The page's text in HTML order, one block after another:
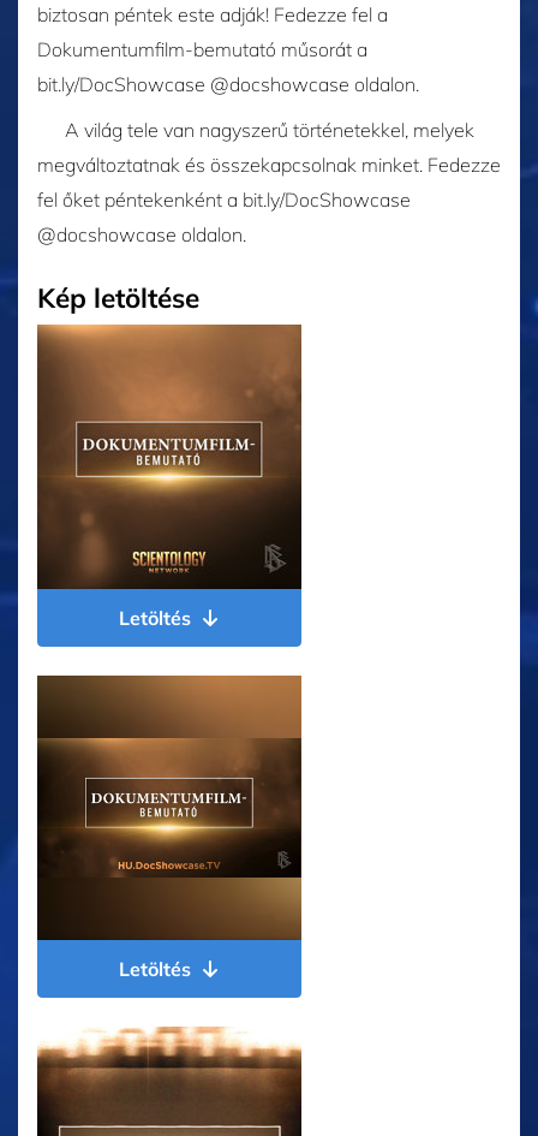
biztosan péntek este adják! Fedezze fel a
Dokumentumfilm-bemutató műsorát a
bit.ly/DocShowcase @docshowcase oldalon.
A világ tele van nagyszerű történetekkel, melyek
megváltoztatnak és összekapcsolnak minket. Fedezze
fel őket péntekenként a bit.ly/DocShowcase
@docshowcase oldalon.
Kép letöltése
Letöltés
Letöltés